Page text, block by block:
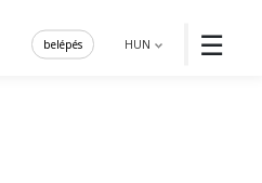
☰
HUN
belépés